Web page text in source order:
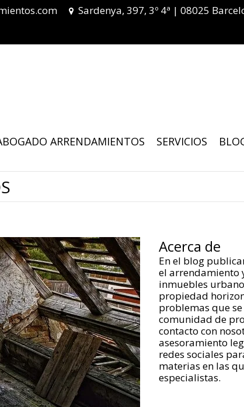
Sardenya, 397, 3º 4ª | 08025
ARRENDAMIENTOS SERVICIOS
Acerca de
En el blog
el arrendamiento
inmuebles
propiedad
problemas que
comunidad de
contacto con
asesoramiento
redes sociales
materias en las
especialistas.